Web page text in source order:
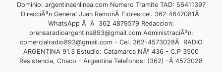
Dominio: argentinaenlinea.com Numero Tramite TAD: 56411397
DirecciÃ³n General Juan RamonÂ Flores cel. 362 4647081Â
WhatsApp Â Â 362 4879579 Redaccion:
prensaradioargentina893@gmail.comAdministraciÃ³n:
comercialradio893@gmail.com- Cel. 362-4573028Â RADIO
ARGENTINA 91.3 Estudio: Catamarca NÂº 436 - C.P 3500
Resistencia, Chaco - Argentina Telefonos: (362) -Â 4573028